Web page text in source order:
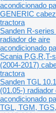
acondicionado
GENERIC
tractora
Sanden R-series
radiador de aire
acondicionado
Scania P,G,R,T-
(2004-2017)
tractora
Sanden TGL
(01.05-) radiador
acondicionado
TGL, TGM,